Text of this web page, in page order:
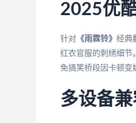
2025优
针对 《雨霖铃》 经典
红衣官服的刺绣细节
免搞笑桥段因卡顿变
多设备